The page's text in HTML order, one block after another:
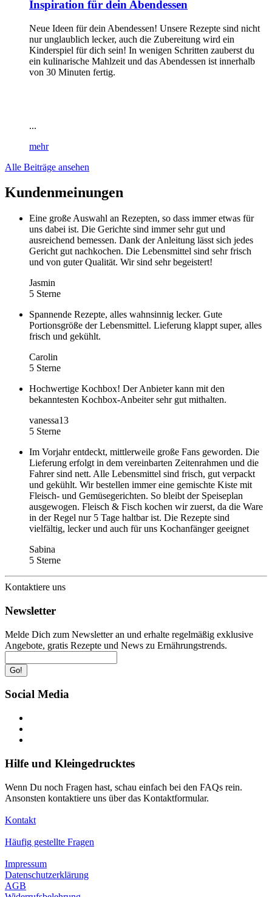
Inspiration für dein Abendessen
Neue Ideen für dein Abendessen! Unsere Rezepte sind nicht
nur unglaublich lecker, auch die Zubereitung wird ein
Kinderspiel für dich sein! In wenigen Schritten zauberst du
ein kulinarische Mahlzeit und das Abendessen ist innerhalb
von 30 Minuten fertig.
...
mehr
Alle Beiträge ansehen
Kundenmeinungen
Eine große Auswahl an Rezepten, so dass immer etwas für
uns dabei ist. Die Gerichte sind immer sehr gut und
ausreichend bemessen. Dank der Anleitung lässt sich jedes
Gericht gut nachkochen. Die Lebensmittel sind sehr frisch
und von guter Qualität. Wir sind sehr begeistert!
Jasmin
5 Sterne
Spannende Rezepte, alles wahnsinnig lecker. Gute
Portionsgröße der Lebensmittel. Lieferung klappt super, alles
frisch und gekühlt.
Carolin
5 Sterne
Hochwertige Kochbox! Der Anbieter kann mit den
bekanntesten Kochbox-Anbeiter sehr gut mithalten.
vanessa13
5 Sterne
Im Vorjahr entdeckt, mittlerweile große Fans geworden. Die
Lieferung erfolgt in dem vereinbarten Zeitenrahmen und die
Fahrer sind nett. Alle Lebensmittel sind frisch, gut verpackt
und gekühlt. Wir bestellen immer eine gemischte Kiste mit
Fleisch- und Gemüsegerichten. So bleibt der Speiseplan
ausgewogen. Fleisch & Fisch kochen wir zuerst, da die Ware
in der Regel nur 5 Tage haltbar ist. Die Rezepte sind
vielfältig, lecker und auch für uns Kochanfänger geeignet
Sabina
5 Sterne
Kontaktiere uns
Newsletter
Melde Dich zum Newsletter an und erhalte regelmäßig exklusive
Angebote, gratis Rezepte und News zu Ernährungstrends.
Go!
Social Media
Hilfe und Kleingedrucktes
Wenn Du noch Fragen hast, schau einfach bei den FAQs rein.
Ansonsten kontaktiere uns über das Kontaktformular.
Kontakt
Häufig gestellte Fragen
Impressum
Datenschutzerklärung
AGB